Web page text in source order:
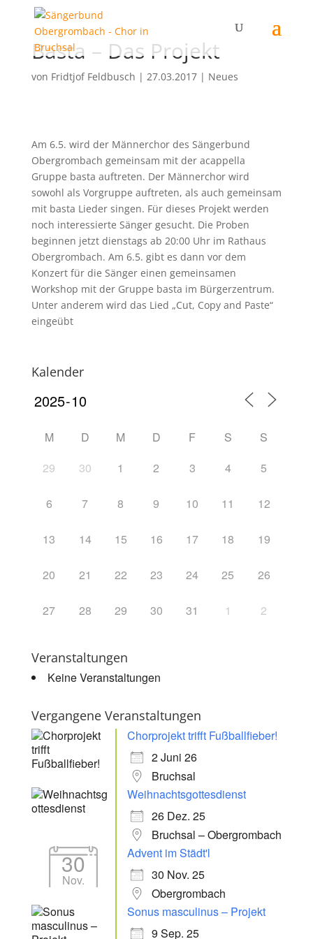
Basta – Das Projekt
von Fridtjof Feldbusch | 27.03.2017| Neues
Am 6.5. wird der Männerchor des Sängerbund
Obergrombach gemeinsam mit der acappella
Gruppe basta auftreten. Der Männerchor wird
sowohl als Vorgruppe auftreten, als auch gemeinsam
mit basta Lieder singen. Für dieses Projekt werden
noch interessierte Sänger gesucht. Die Proben
beginnen jetzt dienstags ab 20:00 Uhr im Rathaus
Obergrombach. Am 6.5. gibt es dann vor dem
Konzert für die Sänger einen gemeinsamen
Workshop mit der Gruppe basta im Bürgerzentrum.
Unter anderem wird das Lied „Cut, Copy and Paste“
eingeübt
Kalender
M D M D F S
S
29
30 1 2 3 4 5
6 7 8 9 10 11 12
13 14 15 16 17 18 19
20 21 22 23 24 25 26
27 28 29 30 31 1 2
Veranstaltungen
Keine Veranstaltungen
Vergangene Veranstaltungen
Chorprojekt trifft Fußballfieber!
2 Juni 26
Bruchsal
Weihnachtsgottesdienst
26 Dez. 25
Bruchsal – Obergrombach
30
Nov.
Advent im Städt'l
30 Nov. 25
Obergrombach
Sonus masculinus – Projekt
9 Sep. 25